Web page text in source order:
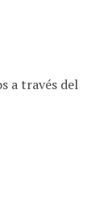
a través del